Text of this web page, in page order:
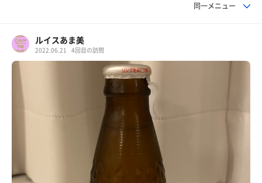
同一メニュー
ルイスあま美
2022.06.21 4回目の訪問